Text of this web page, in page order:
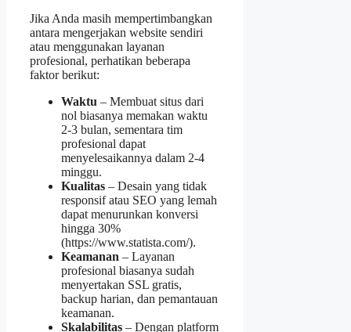
Jika Anda masih mempertimbangkan
antara mengerjakan website sendiri
atau menggunakan layanan
profesional, perhatikan beberapa
faktor berikut:
Waktu – Membuat situs dari
nol biasanya memakan waktu
2‑3 bulan, sementara tim
profesional dapat
menyelesaikannya dalam 2‑4
minggu.
Kualitas – Desain yang tidak
responsif atau SEO yang lemah
dapat menurunkan konversi
hingga 30%
(https://www.statista.com/).
Keamanan – Layanan
profesional biasanya sudah
menyertakan SSL gratis,
backup harian, dan pemantauan
keamanan.
Skalabilitas – Dengan platform